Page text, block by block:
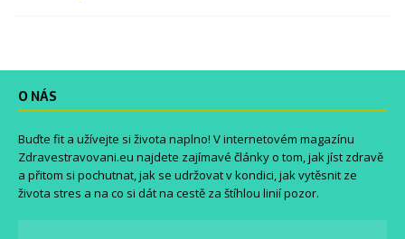
O NÁS
Buďte fit a užívejte si života naplno! V internetovém magazínu
Zdravestravovani.eu najdete zajímavé články o tom, jak jíst zdravě
a přitom si pochutnat, jak se udržovat v kondici, jak vytěsnit ze
života stres a na co si dát na cestě za štíhlou linií pozor.